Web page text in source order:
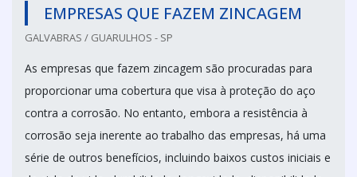
EMPRESAS QUE FAZEM ZINCAGEM
GALVABRAS / GUARULHOS - SP
As empresas que fazem zincagem são procuradas para
proporcionar uma cobertura que visa à proteção do aço
contra a corrosão. No entanto, embora a resistência à
corrosão seja inerente ao trabalho das empresas, há uma
série de outros benefícios, incluindo baixos custos iniciais e